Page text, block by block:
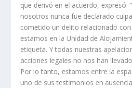
que derivó en el acuerdo, expresó:
nosotros nunca fue declarado
cometido un delito relacionado
estamos en la Unidad de
etiqueta. Y todas nuestras
acciones legales no nos han
Por lo tanto, estamos entre la
uno de sus testimonios en